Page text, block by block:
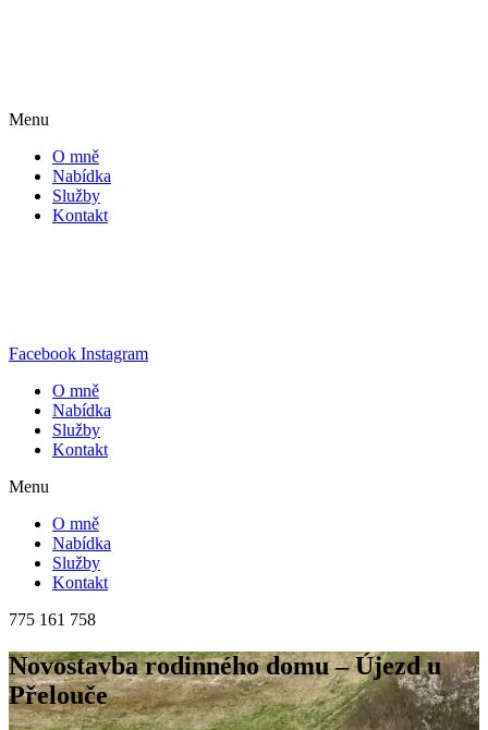
Menu
O mně
Nabídka
Služby
Kontakt
Facebook Instagram
O mně
Nabídka
Služby
Kontakt
Menu
O mně
Nabídka
Služby
Kontakt
775 161 758
Novostavba rodinného domu – Újezd u
Přelouče